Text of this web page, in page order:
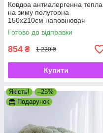
Ковдра антиалергенна тепла
на зиму полуторна
150х210см наповнювач
холлофайбер, колір
шоколад-молоко
Готово до відправки
854 ₴ 1 220 ₴
Купити
Якість!
–25%
Подарунок